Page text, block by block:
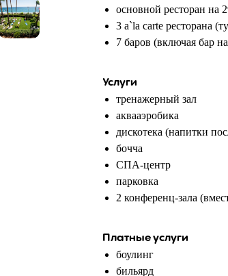
основной ресторан на
3 a`la carte ресторана
7 баров (включая бар
Услуги
тренажерный зал
аквааэробика
дискотека (напитки
бочча
СПА-центр
парковка
2 конференц-зала
Платные услуги
боулинг
бильярд